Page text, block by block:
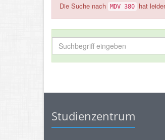
Die Suche nach MDV 380 hat
Studienzentrum